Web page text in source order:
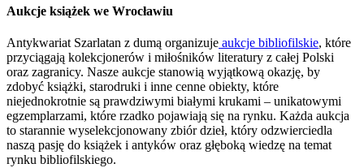
Aukcje książek we Wrocławiu
Antykwariat Szarlatan z dumą organizuje aukcje bibliofilskie, które
przyciągają kolekcjonerów i miłośników literatury z całej Polski
oraz zagranicy. Nasze aukcje stanowią wyjątkową okazję, by
zdobyć książki, starodruki i inne cenne obiekty, które
niejednokrotnie są prawdziwymi białymi krukami – unikatowymi
egzemplarzami, które rzadko pojawiają się na rynku. Każda aukcja
to starannie wyselekcjonowany zbiór dzieł, który odzwierciedla
naszą pasję do książek i antyków oraz głęboką wiedzę na temat
rynku bibliofilskiego.